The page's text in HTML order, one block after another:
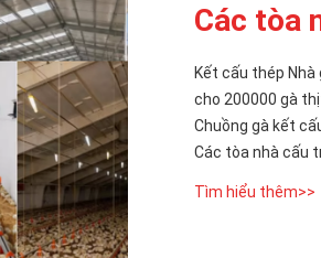
Các tòa
Kết cấu thép Nhà
cho 200000 gà
Chuồng gà kết
Các tòa nhà cấu
Tìm hiểu thêm>>